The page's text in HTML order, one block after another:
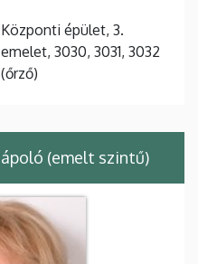
Központi épület, 3.
emelet, 3030, 3031, 3032
(őrző)
ápoló (emelt szintű)